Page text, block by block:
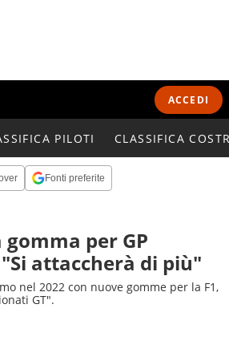
ACCEDI
PILOTI CLASSIFICA
Fonti preferite
per GP
attaccherà di più"
nel 2022 con nuove gomme per la F1,
GT".